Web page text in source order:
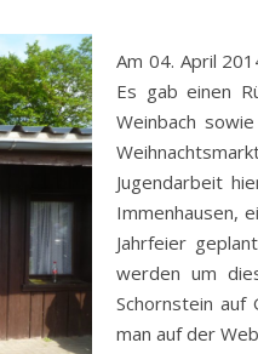
Am 04. April
Es gab einen
Weinbach
Jugendarbeit
Immenhausen,
Jahrfeier
werden um
Schornstein
man auf der